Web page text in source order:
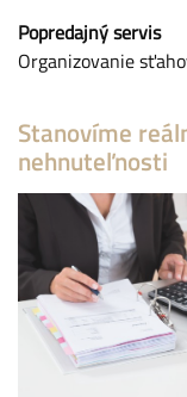
Popredajný servis
Organizovanie
Stanovíme
nehnuteľnosti